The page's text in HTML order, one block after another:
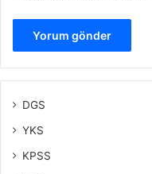
DGS
YKS
KPSS